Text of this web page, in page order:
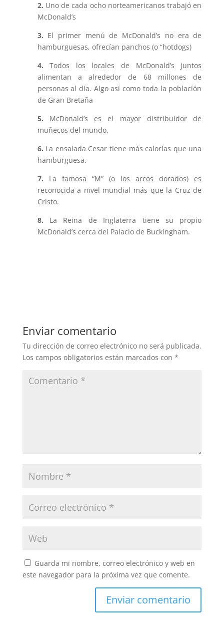
2. Uno de cada ocho norteamericanos trabajó en
McDonald’s
3. El primer menú de McDonald’s no era de
hamburguesas, ofrecían panchos (o “hotdogs)
4. Todos los locales de McDonald’s juntos
alimentan a alrededor de 68 millones de
personas al día. Algo así como toda la población
de Gran Bretaña
5. McDonald’s es el mayor distribuidor de
muñecos del mundo.
6. La ensalada Cesar tiene más calorías que una
hamburguesa.
7. La famosa “M” (o los arcos dorados) es
reconocida a nivel mundial más que la Cruz de
Cristo.
8. La Reina de Inglaterra tiene su propio
McDonald’s cerca del Palacio de Buckingham.
Enviar comentario
Tu dirección de correo electrónico no será publicada.
Los campos obligatorios están marcados con *
Guarda mi nombre, correo electrónico y web en
este navegador para la próxima vez que comente.